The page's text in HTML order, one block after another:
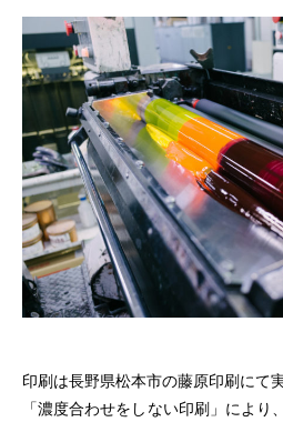
印刷は長野県松本市の藤原印刷にて
「濃度合わせをしない印刷」により